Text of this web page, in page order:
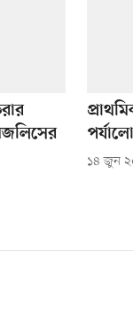
১৪ জুন